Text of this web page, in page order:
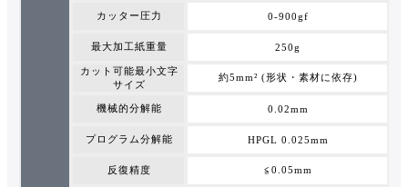
カッター圧力 0-900gf
最大加工紙重量 250g
カット可能最小文字
サイズ
約5mm² (形状・素材に依存)
機械的分解能 0.02mm
プログラム分解能 HPGL 0.025mm
反復精度 ≦0.05mm